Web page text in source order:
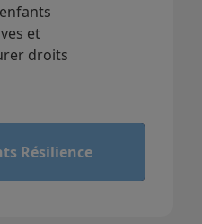
et
droits
Résilience